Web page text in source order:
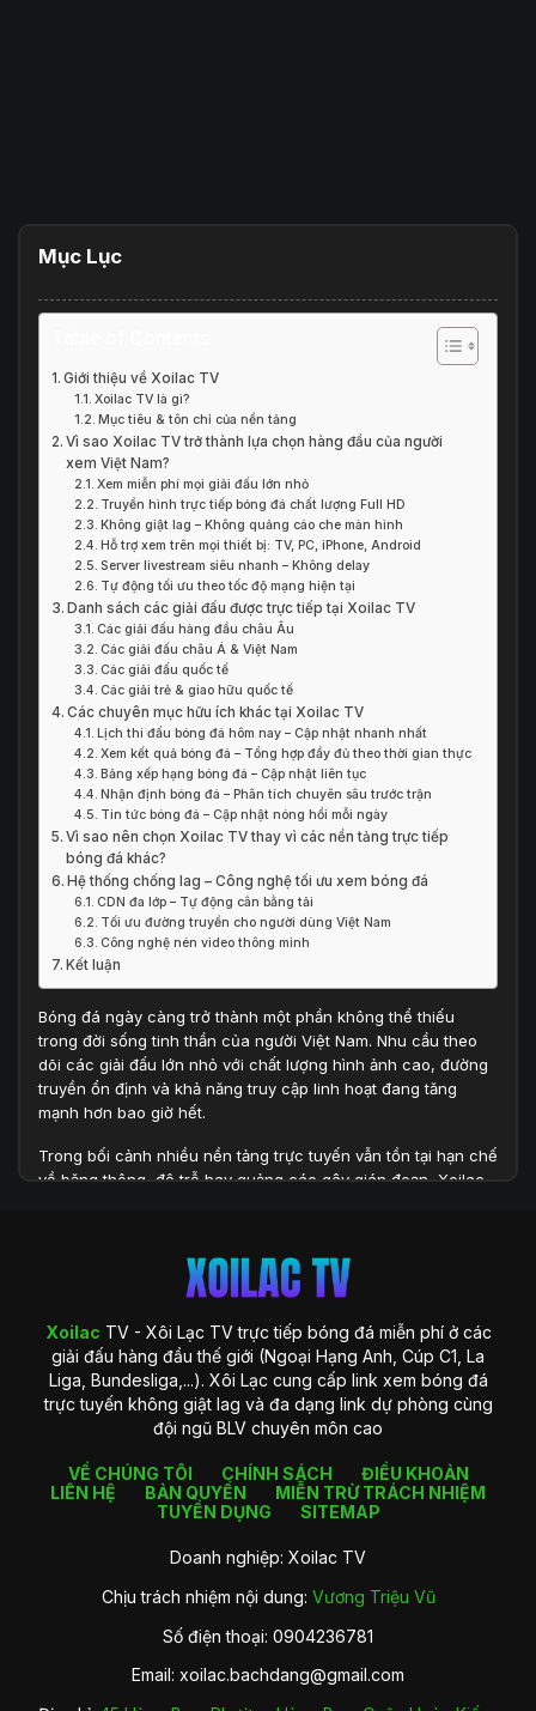
Mục Lục
Giới thiệu về Xoilac TV
Xoilac TV là gì?
Mục tiêu & tôn chỉ của nền tảng
Vì sao Xoilac TV trở thành lựa chọn hàng đầu của người
xem Việt Nam?
Xem miễn phí mọi giải đấu lớn nhỏ
Truyền hình trực tiếp bóng đá chất lượng Full HD
Không giật lag – Không quảng cáo che màn hình
Hỗ trợ xem trên mọi thiết bị: TV, PC, iPhone, Android
Server livestream siêu nhanh – Không delay
Tự động tối ưu theo tốc độ mạng hiện tại
Danh sách các giải đấu được trực tiếp tại Xoilac TV
Các giải đấu hàng đầu châu Âu
Các giải đấu châu Á & Việt Nam
Các giải đấu quốc tế
Các giải trẻ & giao hữu quốc tế
Các chuyên mục hữu ích khác tại Xoilac TV
Lịch thi đấu bóng đá hôm nay – Cập nhật nhanh nhất
Xem kết quả bóng đá – Tổng hợp đầy đủ theo thời gian thực
Bảng xếp hạng bóng đá – Cập nhật liên tục
Nhận định bóng đá – Phân tích chuyên sâu trước trận
Tin tức bóng đá – Cập nhật nóng hổi mỗi ngày
Vì sao nên chọn Xoilac TV thay vì các nền tảng trực tiếp
bóng đá khác?
Hệ thống chống lag – Công nghệ tối ưu xem bóng đá
CDN đa lớp – Tự động cân bằng tải
Tối ưu đường truyền cho người dùng Việt Nam
Công nghệ nén video thông minh
Kết luận
Bóng đá ngày càng trở thành một phần không thể thiếu
trong đời sống tinh thần của người Việt Nam. Nhu cầu theo
dõi các giải đấu lớn nhỏ với chất lượng hình ảnh cao, đường
truyền ổn định và khả năng truy cập linh hoạt đang tăng
mạnh hơn bao giờ hết.
Trong bối cảnh nhiều nền tảng trực tuyến vẫn tồn tại hạn chế
về băng thông, độ trễ hay quảng cáo gây gián đoạn, Xoilac
dữ liệu phong phú, Xoilac TV không chỉ là một website xem
bóng đá, mà còn là một trung tâm thông tin chuyên sâu
dành cho người hâm mộ bóng đá tại Việt Nam.
Giới thiệu về Xoilac TV
Xoilac TV là gì?
Xoilac TV - Xôi Lạc TV trực tiếp bóng đá miễn phí ở các
giải đấu hàng đầu thế giới (Ngoại Hạng Anh, Cúp C1, La
Liga, Bundesliga,...). Xôi Lạc cung cấp link xem bóng đá
trực tuyến không giật lag và đa dạng link dự phòng cùng
đội ngũ BLV chuyên môn cao
VỀ CHÚNG TÔI CHÍNH SÁCH
ĐIỀU KHOẢN
LIÊN HỆ
BẢN QUYỀN
MIỄN TRỪ TRÁCH NHIỆM
TUYỂN DỤNG
SITEMAP
Doanh nghiệp: Xoilac TV
Chịu trách nhiệm nội dung: Vương Triệu Vũ
Số điện thoại: 0904236781
Email: xoilac.bachdang@gmail.com